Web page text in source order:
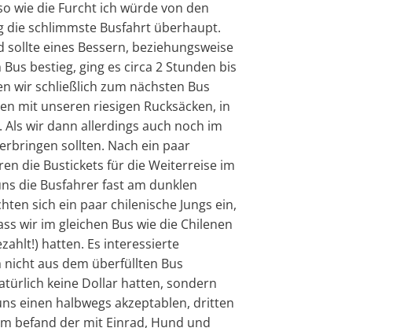
wie die Furcht ich würde von den
die schlimmste Busfahrt überhaupt.
eines Bessern, beziehungsweise
bestieg, ging es circa 2 Stunden bis
wir schließlich zum nächsten Bus
mit unseren riesigen Rucksäcken, in
wir dann allerdings auch noch im
sollten. Nach ein paar
die Bustickets für die Weiterreise im
die Busfahrer fast am dunklen
sich ein paar chilenische Jungs ein,
wir im gleichen Bus wie die Chilenen
hatten. Es interessierte
nicht aus dem überfüllten Bus
keine Dollar hatten, sondern
einen halbwegs akzeptablen, dritten
befand der mit Einrad, Hund und